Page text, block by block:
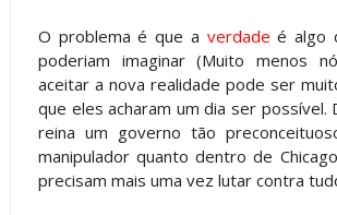
O problema é que a verdade é algo
poderiam imaginar (Muito menos
aceitar a nova realidade pode ser
que eles acharam um dia ser possível.
reina um governo tão
manipulador quanto dentro de
precisam mais uma vez lutar contra